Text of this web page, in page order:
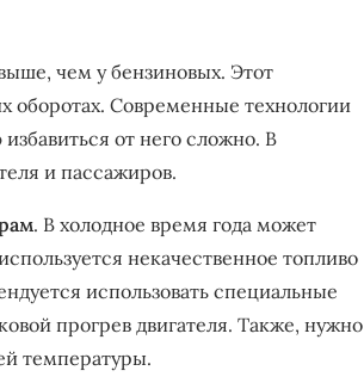
чем у бензиновых. Этот
оборотах. Современные технологии
от него сложно. В
и пассажиров.
. В холодное время года может
некачественное топливо
использовать специальные
прогрев двигателя. Также, нужно
температуры.